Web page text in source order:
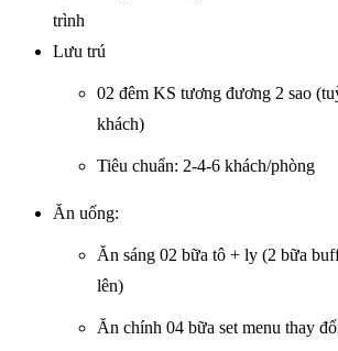
trình
Lưu trú
02 đêm KS tương đương 2 sao
khách)
Tiêu chuẩn: 2-4-6 khách/phòng
Ăn uống:
Ăn sáng 02 bữa tô + ly (2 bữa
lên)
Ăn chính 04 bữa set menu thay